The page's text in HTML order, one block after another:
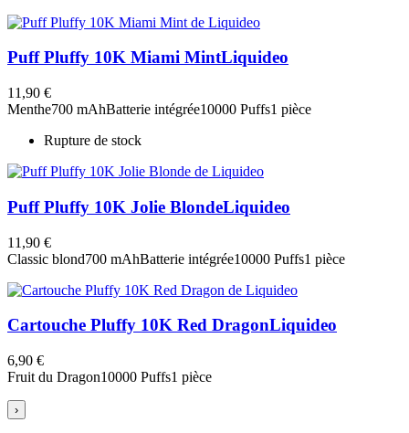
Puff Pluffy 10K Miami MintLiquideo
11,90 €
Menthe700 mAhBatterie intégrée10000 Puffs1 pièce
Rupture de stock
Puff Pluffy 10K Jolie BlondeLiquideo
11,90 €
Classic blond700 mAhBatterie intégrée10000 Puffs1 pièce
Cartouche Pluffy 10K Red DragonLiquideo
6,90 €
Fruit du Dragon10000 Puffs1 pièce
›